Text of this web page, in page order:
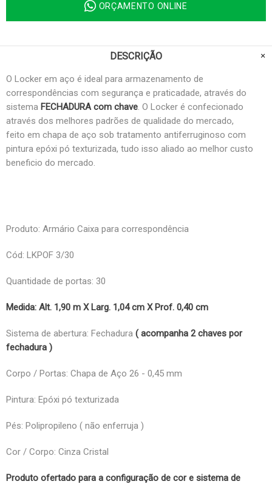
ORÇAMENTO ONLINE
DESCRIÇÃO
O Locker em aço é ideal para armazenamento de
correspondências com segurança e praticadade, através do
sistema FECHADURA com chave . O Locker é confecionado
através dos melhores padrões de qualidade do mercado,
feito em chapa de aço sob tratamento antiferruginoso com
pintura epóxi pó texturizada, tudo isso aliado ao melhor custo
beneficio do mercado.
Produto: Armário Caixa para correspondência
Cód: LKPOF 3/30
Quantidade de portas: 30
Medida: Alt. 1,90 m X Larg. 1,04 cm X Prof. 0,40 cm
Sistema de abertura: Fechadura ( acompanha 2 chaves por
fechadura )
Corpo / Portas: Chapa de Aço 26 - 0,45 mm
Pintura: Epóxi pó texturizada
Pés: Polipropileno ( não enferruja )
Cor / Corpo: Cinza Cristal
Produto ofertado para a configuração de cor e sistema de